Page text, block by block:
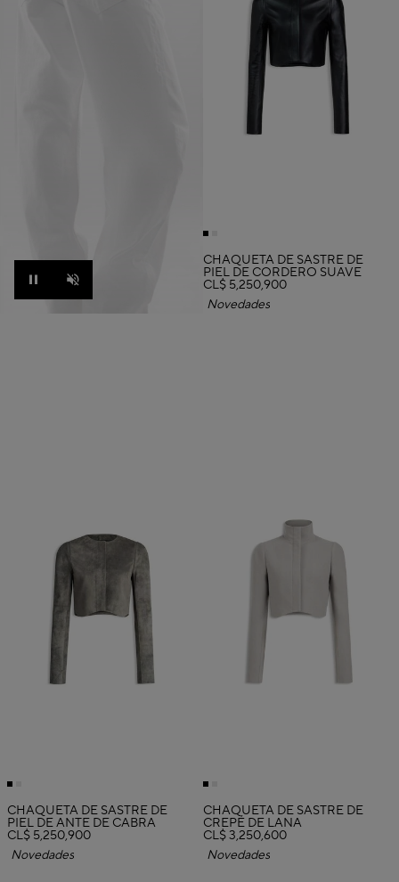
Pause Unmute
CHAQUETA DE SASTRE DE
PIEL DE CORDERO SUAVE
CL$ 5,250,900
Novedades
CHAQUETA DE SASTRE DE
PIEL DE ANTE DE CABRA
CL$ 5,250,900
Novedades
CHAQUETA DE SASTRE DE
CREPÉ DE LANA
CL$ 3,250,600
Novedades